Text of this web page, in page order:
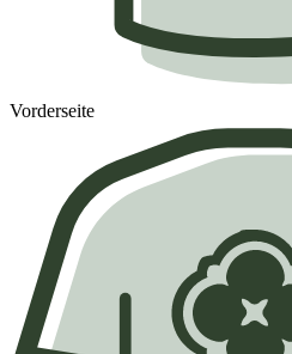
Vorderseite